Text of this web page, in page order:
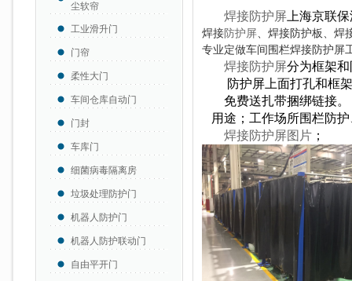
尘软帘
工业滑升门
门帘
柔性大门
车间仓库自动门
门封
车库门
细菌病毒隔离房
垃圾处理防护门
机器人防护门
机器人防护联动门
自由平开门
焊接防护屏 上海京联
焊接防护屏、焊接防护板、焊
专业定做车间围栏焊接防护屏
焊接防护屏分为框架
防护屏上面打孔和框架
免费送扎带捆绑链接。
用途；工作场所围栏防
焊接防护屏图片 ；